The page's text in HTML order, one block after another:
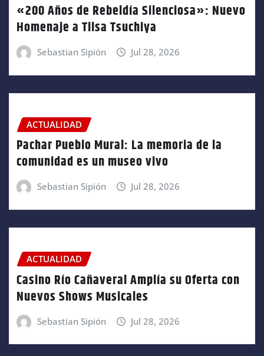
«200 Años de Rebeldía Silenciosa»: Nuevo
Homenaje a Tilsa Tsuchiya
Sebastian Sipión Jul 28, 2026
ACTUALIDAD
Pachar Pueblo Mural: La memoria de la
comunidad es un museo vivo
Sebastian Sipión Jul 28, 2026
ACTUALIDAD
Casino Río Cañaveral Amplía su Oferta con
Nuevos Shows Musicales
Sebastian Sipión Jul 28, 2026